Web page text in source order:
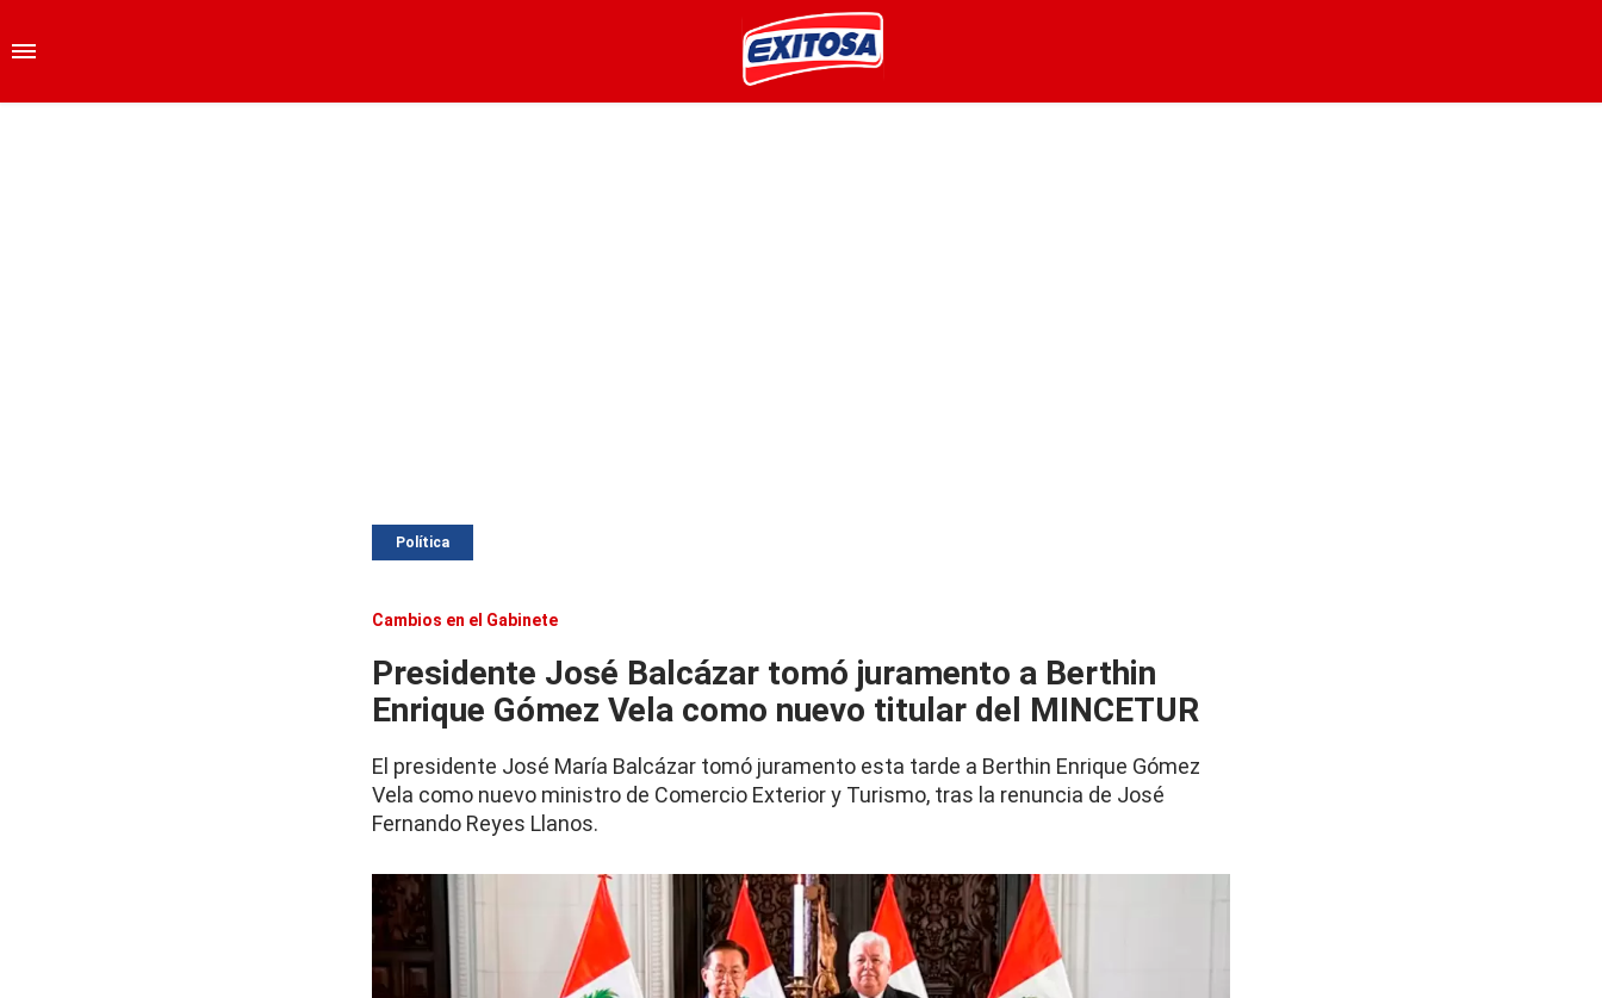
Política
Cambios en el Gabinete
Presidente José Balcázar tomó juramento a Berthin
Enrique Gómez Vela como nuevo titular del MINCETUR
El presidente José María Balcázar tomó juramento esta tarde a Berthin Enrique Gómez
Vela como nuevo ministro de Comercio Exterior y Turismo, tras la renuncia de José
Fernando Reyes Llanos.